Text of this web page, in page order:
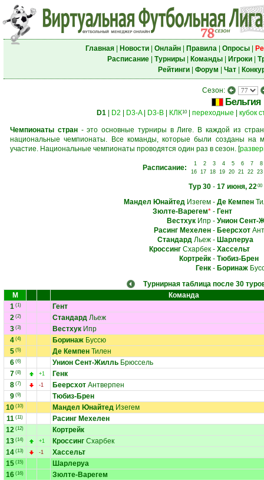
Главная| Новости| Онлайн| Правила| Опросы|
Расписание| Турниры| Команды| Игроки|
Рейтинги| Форум Чат|
Сезон:
Бельгия
D1 D2 D3-A| D3-B КЛК10| переходные кубок
Чемпионаты стран- это основные турниры в Лиге. В каждой из
национальные чемпионаты. Все команды, которые были созданы на
участие. Национальные чемпионаты проводятся один раз в сезон. [
Расписание: 1 2 3 4 5 6 7
8
16
17 18 19 20 21 22 23
Тур 30- 17 июня, 2200
Мандел ЮнайтедИзегем- Де Кемпен
Зюлте-Варегем*- Гент
ВестхукИпр- Унион Сент-
Расинг Мехелен- Беерсхот
СтандардЛьеж- Шарлеруа
КроссингСхарбек- Хассельт
Кортрейк- Тюбиз-Брен
Генк- Боринаж
Турнирная таблица после 30
М
Команда
1 (1)
Гент
2 (2) Стандард Льеж
3 (3) Вестхук Ипр
4 (4) Боринаж Буссю
5 (5) Де Кемпен Тилен
6 (6) Унион Сент-Жилль Брюссель
7 (8) +1
Генк
8 (7) -1 Беерсхот Антверпен
9 (9)
Тюбиз-Брен
10 (10) Мандел Юнайтед Изегем
11 (11)
Расинг Мехелен
12 (12)
Кортрейк
13 (14) +1 Кроссинг Схарбек
14 (13) -1
Хассельт
15 (15)
Шарлеруа
16 (16)
Зюлте-Варегем